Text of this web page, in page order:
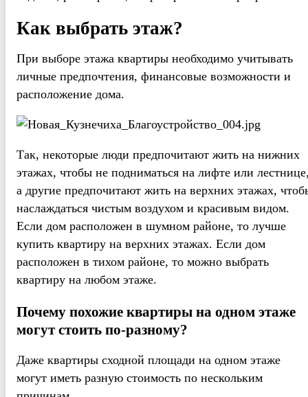
Как выбрать этаж?
При выборе этажа квартиры необходимо учитывать
личные предпочтения, финансовые возможности и
расположение дома.
Так, некоторые люди предпочитают жить на нижних
этажах, чтобы не подниматься на лифте или
а другие предпочитают жить на верхних этажах,
наслаждаться чистым воздухом и красивым видом.
Если дом расположен в шумном районе, то лучше
купить квартиру на верхних этажах. Если дом
расположен в тихом районе, то можно выбрать
квартиру на любом этаже.
Почему похожие квартиры на одном этаже
могут стоить по-разному?
Даже квартиры сходной площади на одном этаже
могут иметь разную стоимость по нескольким